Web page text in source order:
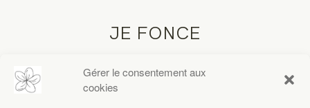
Gérer le consentement aux
cookies
RESSOURCES
JE FONCE